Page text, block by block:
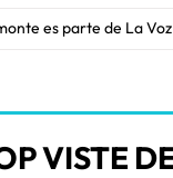
es parte de La
VISTE